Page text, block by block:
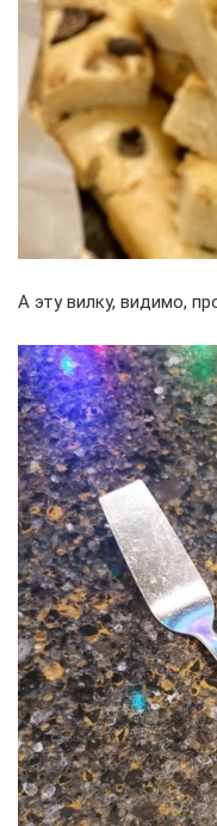
А эту вилку, видимо,